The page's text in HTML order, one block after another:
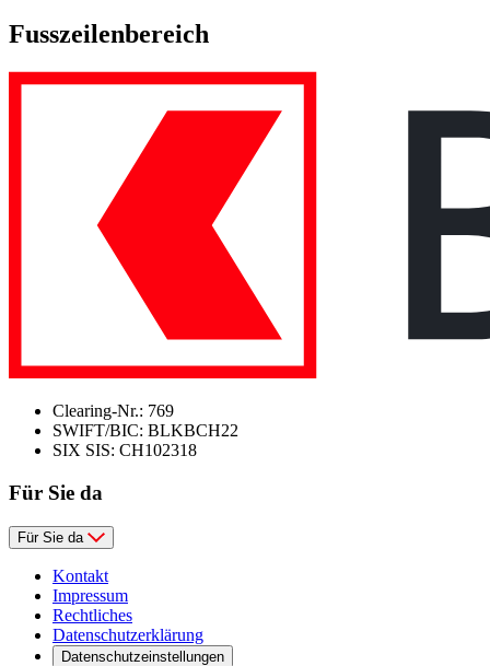
Fusszeilenbereich
Clearing-Nr.: 769
SWIFT/BIC: BLKBCH22
SIX SIS: CH102318
Für Sie da
Für Sie da
Kontakt
Impressum
Rechtliches
Datenschutzerklärung
Datenschutzeinstellungen